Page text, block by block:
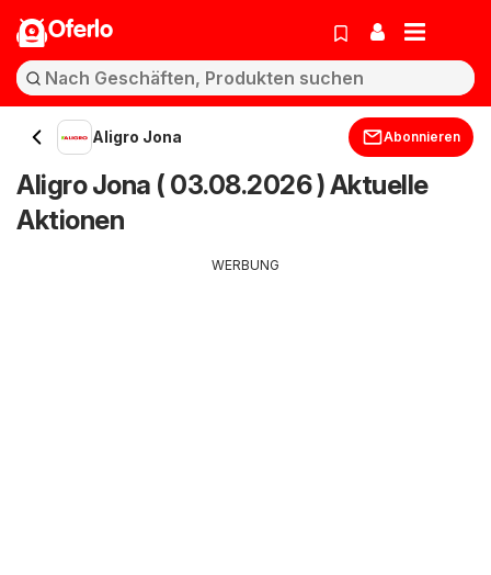
Oferlo
Aligro Jona Abonnieren
Aligro Jona ( 03.08.2026 ) Aktuelle
Aktionen
WERBUNG